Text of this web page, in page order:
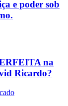
e poder sob
na
Ricardo?